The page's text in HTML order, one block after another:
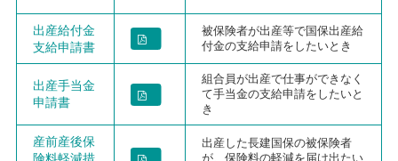
出産給付金
支給申請書
被保険者が出産等で国保出産給
付金の支給申請をしたいとき
出産手当金
申請書
組合員が出産で仕事ができなく
て手当金の支給申請をしたいと
き
産前産後保
険料軽減措
出産した長建国保の被保険者
が、保険料の軽減を届け出たい